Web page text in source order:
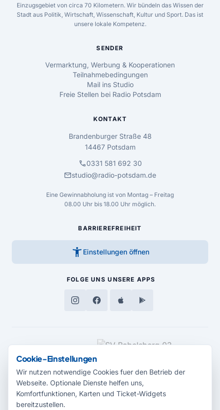
Einzugsgebiet von circa 70 Kilometern. Wir bündeln das Wissen der
Stadt aus Politik, Wirtschaft, Wissenschaft, Kultur und Sport. Das ist
unsere lokale Kompetenz.
SENDER
Vermarktung, Werbung & Kooperationen
Teilnahmebedingungen
Mail ins Studio
Freie Stellen bei Radio Potsdam
KONTAKT
Brandenburger Straße 48
14467 Potsdam
call0331 581 692 30
mailstudio@radio-potsdam.de
Eine Gewinnabholung ist von Montag – Freitag
08.00 Uhr bis 18.00 Uhr möglich.
BARRIEREFREIHEIT
accessibility_new Einstellungen öffnen
FOLGE UNS UNSERE APPS
MEDIENPARTNER
Cookie-Einstellungen
Wir nutzen notwendige Cookies fuer den Betrieb der
Webseite. Optionale Dienste helfen uns,
Komfortfunktionen, Karten und Ticket-Widgets
bereitzustellen.